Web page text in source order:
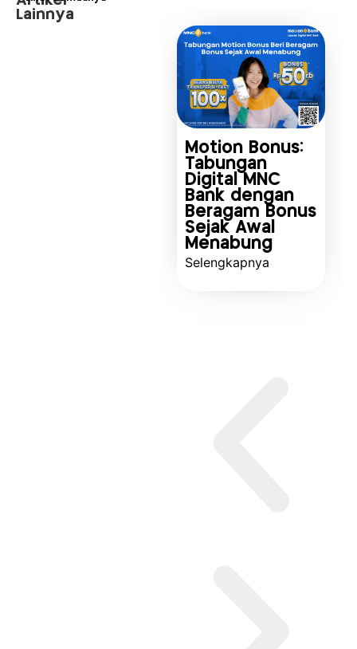
Lainnya
Motion Bonus:
Tabungan
Digital MNC
Bank dengan
Beragam Bonus
Sejak Awal
Menabung
Selengkapnya